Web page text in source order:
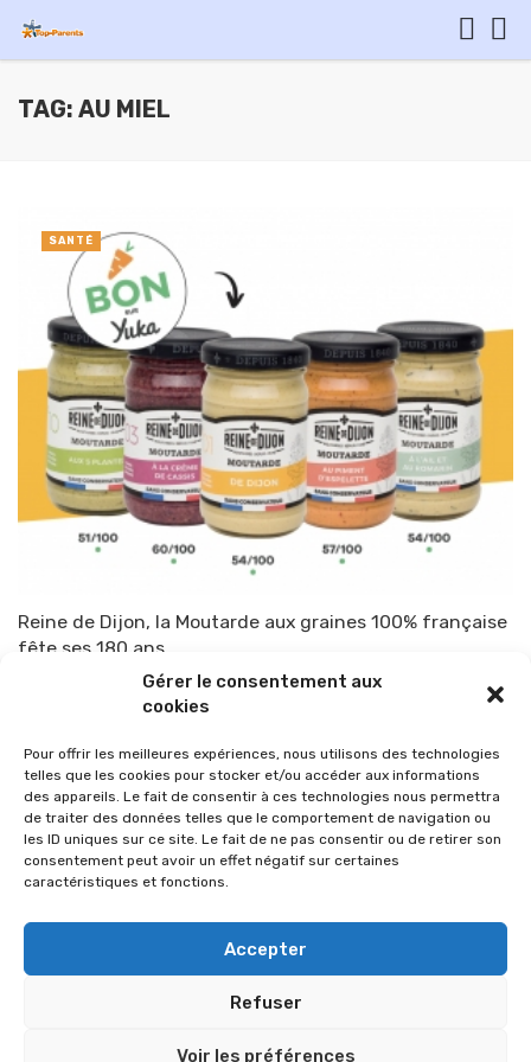
Gérer le consentement aux
cookies
Pour offrir les meilleures expériences, nous utilisons des technologies
telles que les cookies pour stocker et/ou accéder aux informations
des appareils. Le fait de consentir à ces technologies nous permettra
de traiter des données telles que le comportement de navigation ou
les ID uniques sur ce site. Le fait de ne pas consentir ou de retirer son
consentement peut avoir un effet négatif sur certaines
caractéristiques et fonctions.
Accepter
Refuser
Voir les préférences
TAG: AU MIEL
Reine de Dijon, la Moutarde aux graines 100% française
fête ses 180 ans
TOP-PARENTS 16 octobre 2020
SANTÉ